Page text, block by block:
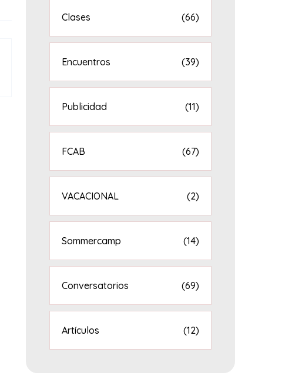
Clases (66)
Encuentros (39)
Publicidad (11)
FCAB (67)
VACACIONAL (2)
Sommercamp (14)
Conversatorios (69)
Artículos (12)